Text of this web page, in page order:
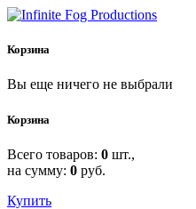
Корзина
Вы еще ничего не выбрали
Корзина
Всего товаров: 0 шт.,
на сумму: 0 руб.
Купить